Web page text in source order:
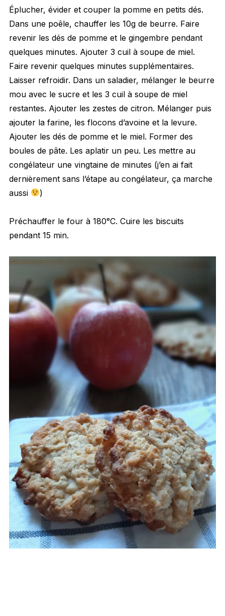
Éplucher, évider et couper la pomme en petits dés.
Dans une poêle, chauffer les 10g de beurre. Faire
revenir les dés de pomme et le gingembre pendant
quelques minutes. Ajouter 3 cuil à soupe de miel.
Faire revenir quelques minutes supplémentaires.
Laisser refroidir. Dans un saladier, mélanger le beurre
mou avec le sucre et les 3 cuil à soupe de miel
restantes. Ajouter les zestes de citron. Mélanger puis
ajouter la farine, les flocons d’avoine et la levure.
Ajouter les dés de pomme et le miel. Former des
boules de pâte. Les aplatir un peu. Les mettre au
congélateur une vingtaine de minutes (j’en ai fait
dernièrement sans l’étape au congélateur, ça marche
aussi
)
Préchauffer le four à 180°C. Cuire les biscuits
pendant 15 min.